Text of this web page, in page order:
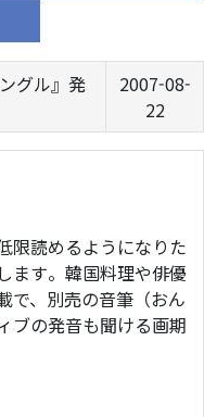
グル』発
2007-08-
22
限読めるようになりた
ます。韓国料理や俳優
で、別売の音筆（おん
ブの発音も聞ける画期